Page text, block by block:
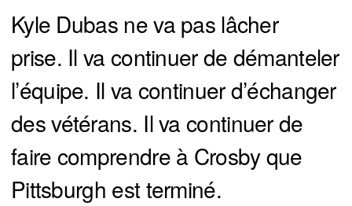
Kyle Dubas ne va pas lâcher
prise. Il va continuer de démanteler
l’équipe. Il va continuer d’échanger
des vétérans. Il va continuer de
faire comprendre à Crosby que
Pittsburgh est terminé.